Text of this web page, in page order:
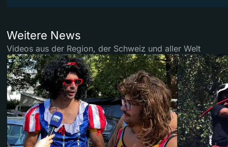
Weitere News
Videos aus der Region, der Schweiz und aller Welt